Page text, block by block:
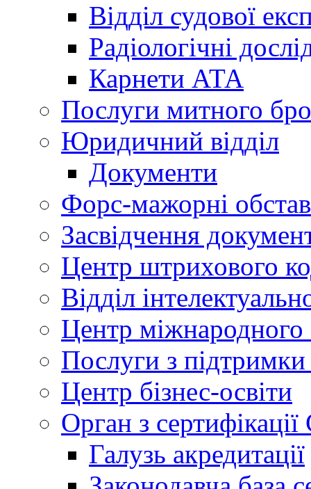
Відділ судової
Радіологічні
Карнети АТА
Послуги митного
Юридичний відділ
Документи
Форс-мажорні
Засвідчення
Центр штрихового
Відділ
Центр міжнародного
Послуги з підтримки
Центр бізнес-освіти
Орган з
Галузь акредитації